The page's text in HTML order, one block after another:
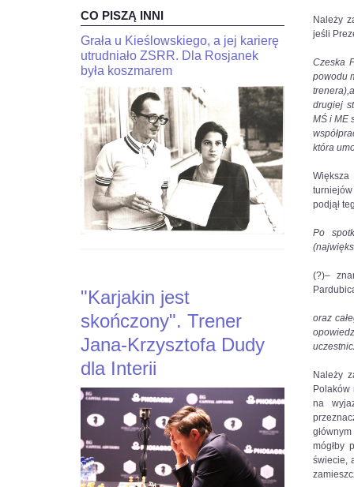
CO PISZĄ INNI
JaJan-
Krzysztof
Duda
interia.n-
Krzysztof
Duda
dla
Interia.pl:
Stoczyłbym
ciekawy
bój
Carlsenem
więcej
https://sport.interia.pl/szachy/news-
jan-
krzysztof-
duda-
interia-
stoczylbym-
ciekawy-
boj-
z-
c,nId,5769580?
"Kariakin
jest
skończony".
Jana-
Krzysztofa
Dudy
dla
Interii
Czytaj
więcej
https://sport.interia.pl/szachy/news-
jana-
krzysztofa-
dudy-
dla-
inte,nId,5916435?
fbclid=IwAR0vacEvh58svRZk-
Grała u Kieślowskiego, a jej karierę
utrudniało ZSRR. Dla Rosjanek
była koszmarem
"Karjakin jest
skończony". Trener
Jana-Krzysztofa Dudy
dla Interii
Należy
jeśli
Czeska
powodu
drugiej
MŚ i ME
która
podjął
Po
(?)–
oraz
Należy
Polaków
na
mógłby
świecie,